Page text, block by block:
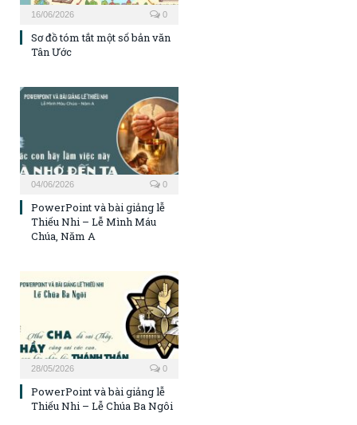
16/06/2026 0
Sơ đồ tóm tắt một số bản văn
Tân Ước
04/06/2026 0
PowerPoint và bài giảng lễ
Thiếu Nhi – Lễ Mình Máu
Chúa, Năm A
28/05/2026 0
PowerPoint và bài giảng lễ
Thiếu Nhi – Lễ Chúa Ba Ngôi